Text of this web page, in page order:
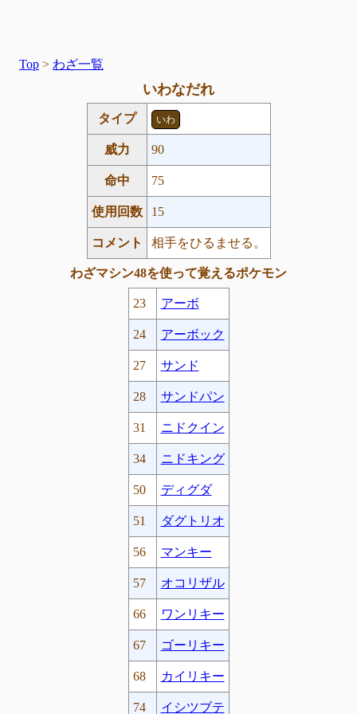
Top > わざ一覧
いわなだれ
タイプ いわ
威力 90
命中 75
使用回数 15
コメント 相手をひるませる。
わざマシン48を使って覚えるポケモン
23 アーボ
24 アーボック
27 サンド
28 サンドパン
31 ニドクイン
34 ニドキング
50 ディグダ
51 ダグトリオ
56 マンキー
57 オコリザル
66 ワンリキー
67 ゴーリキー
68 カイリキー
74 イシツブテ